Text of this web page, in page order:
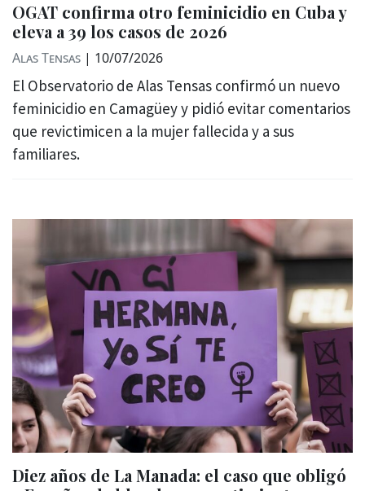
OGAT confirma otro feminicidio en Cuba y
eleva a 39 los casos de 2026
Alas Tensas | 10/07/2026
El Observatorio de Alas Tensas confirmó un nuevo
feminicidio en Camagüey y pidió evitar comentarios
que revictimicen a la mujer fallecida y a sus
familiares.
Diez años de La Manada: el caso que obligó